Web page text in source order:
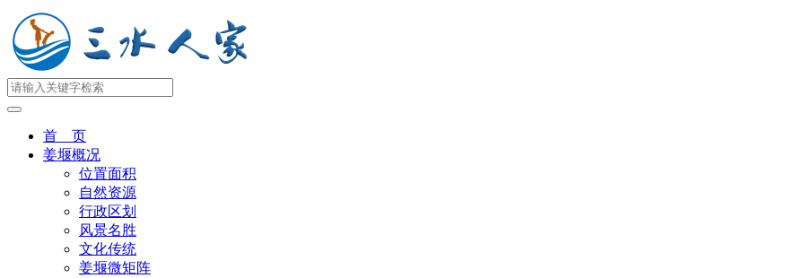
首 页
姜堰概况
位置面积
自然资源
行政区划
风景名胜
文化传统
姜堰微矩阵